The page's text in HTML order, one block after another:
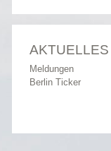
AKTUELLES
Meldungen
Berlin Ticker